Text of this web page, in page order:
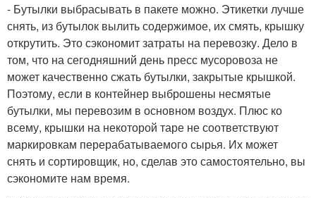
- Бутылки выбрасывать в пакете можно. Этикетки лучше
снять, из бутылок вылить содержимое, их смять, крышку
открутить. Это сэкономит затраты на перевозку. Дело в
том, что на сегодняшний день пресс мусоровоза не
может качественно сжать бутылки, закрытые крышкой.
Поэтому, если в контейнер выброшены несмятые
бутылки, мы перевозим в основном воздух. Плюс ко
всему, крышки на некоторой таре не соответствуют
маркировкам перерабатываемого сырья. Их может
снять и сортировщик, но, сделав это самостоятельно, вы
сэкономите нам время.